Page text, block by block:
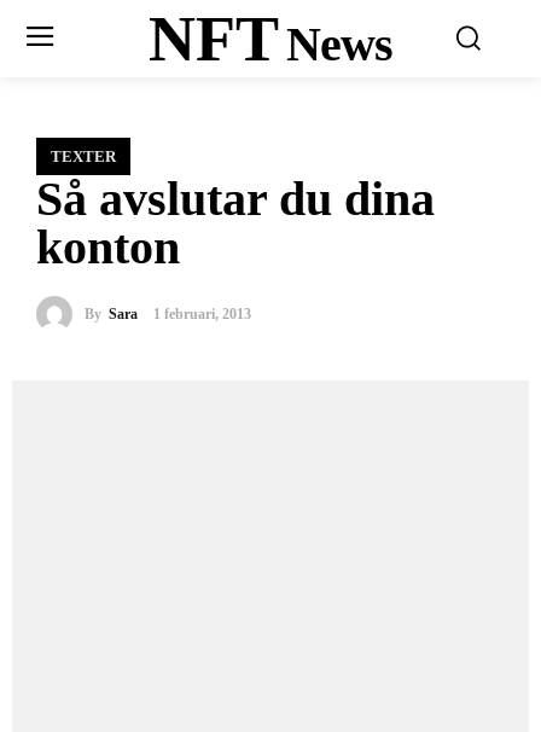
NFTNews
TEXTER
Så avslutar du dina
konton
By Sara 1 februari, 2013